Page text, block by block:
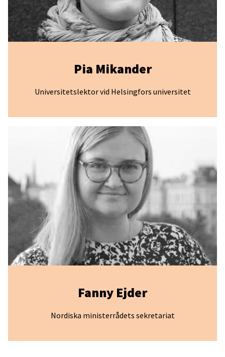
Pia Mikander
Universitetslektor vid Helsingfors universitet
Fanny Ejder
Nordiska ministerrådets sekretariat